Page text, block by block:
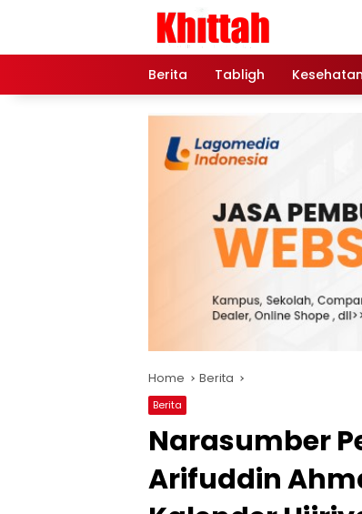
Berita Tabligh Kesehatan
Home Berita
Berita
Narasumber
Arifuddin